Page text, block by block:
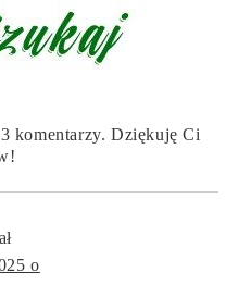
komentarzy. Dziękuję Ci
o